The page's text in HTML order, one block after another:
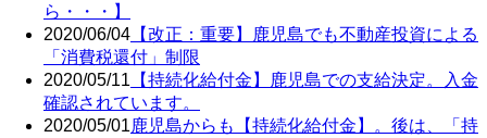
ら・・・】
2020/06/04 【改正：重要】鹿児島でも不動産投資による
「消費税還付」制限
2020/05/11 【持続化給付金】鹿児島での支給決定。入金
確認されています。
2020/05/01鹿児島からも【持続化給付金】。後は、「持